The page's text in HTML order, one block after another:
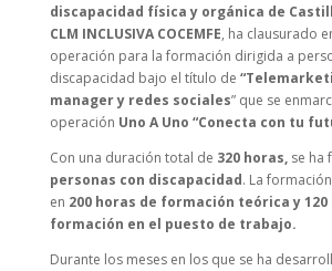
discapacidad física y orgánica de
CLM INCLUSIVA COCEMFE, ha clausurado
operación para la formación dirigida a
discapacidad bajo el título de
manager y redes sociales” que se
operación Uno A Uno “Conecta con tu
Con una duración total de 320 horas,se ha
personas con discapacidad. La
en 200 horas de formación teórica y 120
formación en el puesto de trabajo.
Durante los meses en los que se ha